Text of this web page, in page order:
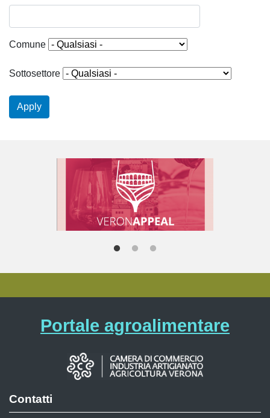
Comune
Sottosettore
Apply
Portale agroalimentare
Contatti